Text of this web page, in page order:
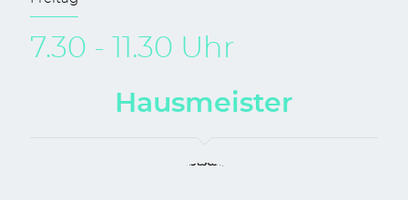
7.30 - 11.30 Uhr
Hausmeister